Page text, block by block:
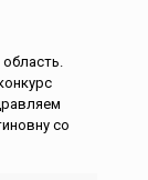
со